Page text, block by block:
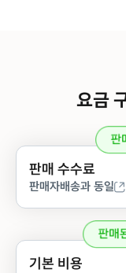
요금
판매 수수료
판매자배송과 동일
기본 비용